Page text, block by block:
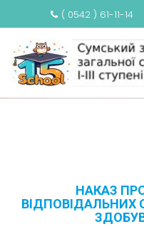
( 0542 ) 61-11-14
НАКАЗ ПРО
ВЕДЕННЯ
ОСВІТИ
НАКАЗ
ВІДПОВІДАЛЬНИХ